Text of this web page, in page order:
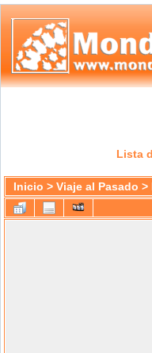
Lista
Inicio > Viaje al Pasado >